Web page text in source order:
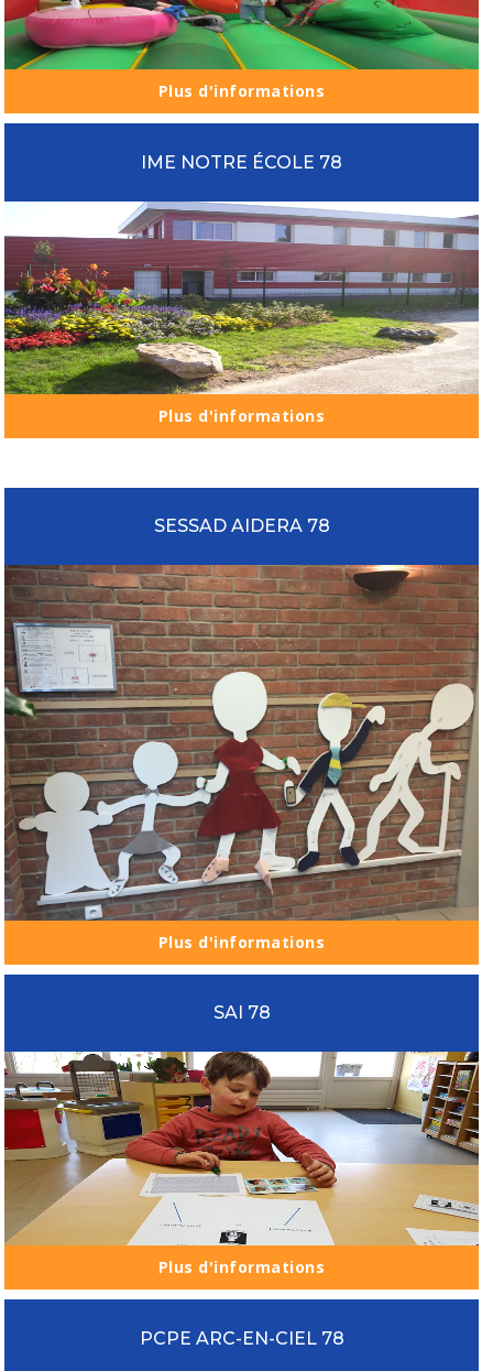
Plus d'informations
IME NOTRE ÉCOLE 78
Plus d'informations
SESSAD AIDERA 78
Plus d'informations
SAI 78
Plus d'informations
PCPE ARC-EN-CIEL 78